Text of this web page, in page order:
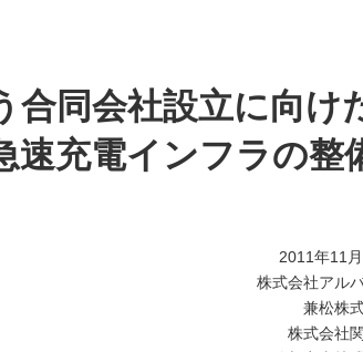
ます）
合同会社設立に向け
速充電インフラの整
2011年11
株式会社アル
兼松株
株式会社